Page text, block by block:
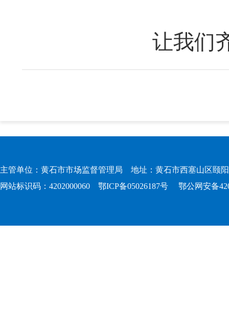
让我们
主管单位：黄石市市场监督管理局 地址：黄石市西塞山区颐
网站标识码：4202000060 鄂ICP备05026187号 鄂公网安备